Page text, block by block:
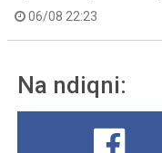
06/08 22:23
Na ndiqni: